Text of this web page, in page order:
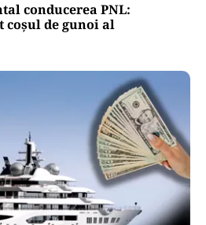
conducerea PNL:
coșul de gunoi al